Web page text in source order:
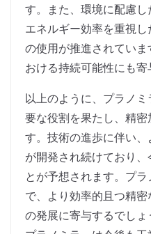
す。また、環境に配慮し
エネルギー効率を重視
の使用が推進されてい
おける持続可能性にも寄
以上のように、プラノ
要な役割を果たし、精
す。技術の進歩に伴い
が開発され続けており
とが予想されます。プ
で、より効率的且つ精
の発展に寄与するでしょ